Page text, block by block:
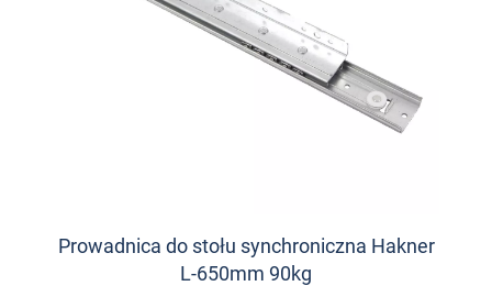
Prowadnica do stołu synchroniczna Hakner
L-650mm 90kg